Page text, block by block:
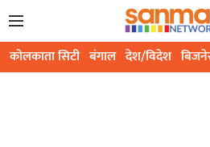
कोलकाता सिटी बंगाल देश/विदेश